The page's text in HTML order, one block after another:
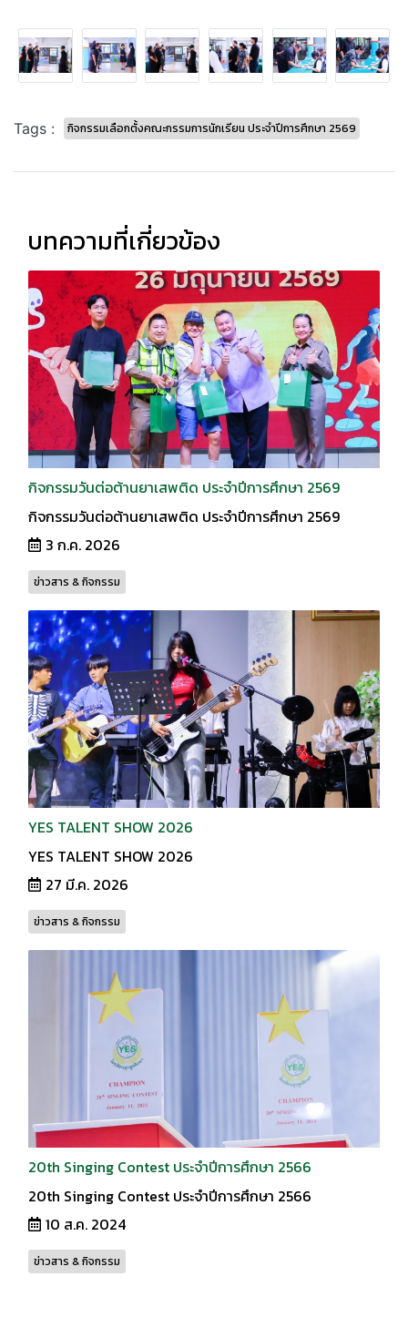
Tags : กิจกรรมเลือกตั้งคณะกรรมการนักเรียน ประจำปีการศึกษา 2569
บทความที่เกี่ยวข้อง
กิจกรรมวันต่อต้านยาเสพติด ประจำปีการศึกษา 2569
กิจกรรมวันต่อต้านยาเสพติด ประจำปีการศึกษา 2569
3 ก.ค. 2026
ข่าวสาร & กิจกรรม
YES TALENT SHOW 2026
YES TALENT SHOW 2026
27 มี.ค. 2026
ข่าวสาร & กิจกรรม
20th Singing Contest ประจำปีการศึกษา 2566
20th Singing Contest ประจำปีการศึกษา 2566
10 ส.ค. 2024
ข่าวสาร & กิจกรรม